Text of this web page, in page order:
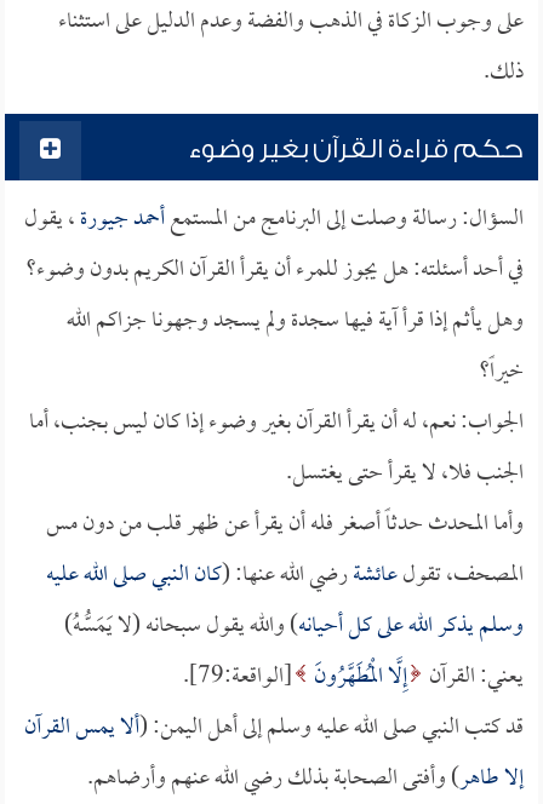
على وجوب الزكاة في الذهب والفضة وعدم الدليل على استثناء
ذلك.
حكم قراءة القرآن بغير وضوء
السؤال: رسالة وصلت إلى البرنامج من المستمعأحمد جيورة، يقول
في أحد أسئلته: هل يجوز للمرء أن يقرأ القرآن الكريم بدون وضوء؟
وهل يأثم إذا قرأ آية فيها سجدة ولم يسجد وجهونا جزاكم الله
خيراً؟
الجواب: نعم، له أن يقرأ القرآن بغير وضوء إذا كان ليس بجنب، أما
الجنب فلا، لا يقرأ حتى يغتسل.
وأما المحدث حدثاً أصغر فله أن يقرأ عن ظهر قلب من دون مس
المصحف، تقولعائشةرضي الله عنها: (كان النبي صلى الله عليه
وسلم يذكر الله على كل أحيانه) والله يقول سبحانه (لا يَمَسُّهُ)
يعني: القرآن إِلَّا الْمُطَهَّرُونَ [الواقعة:79].
قد كتب النبي صلى الله عليه وسلم إلى أهل اليمن: (ألا يمس القرآن
إلا طاهر) وأفتى الصحابة بذلك رضي الله عنهم وأرضاهم.